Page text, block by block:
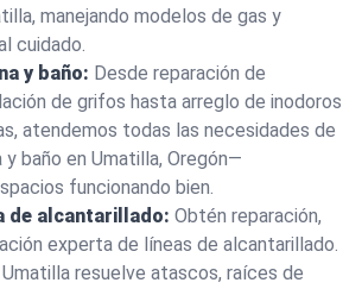
manejando modelos de gas y
cuidado.
y baño: Desde reparación de
de grifos hasta arreglo de inodoros
atendemos todas las necesidades de
baño en Umatilla, Oregón—
funcionando bien.
de alcantarillado: Obtén reparación,
experta de líneas de alcantarillado.
resuelve atascos, raíces de